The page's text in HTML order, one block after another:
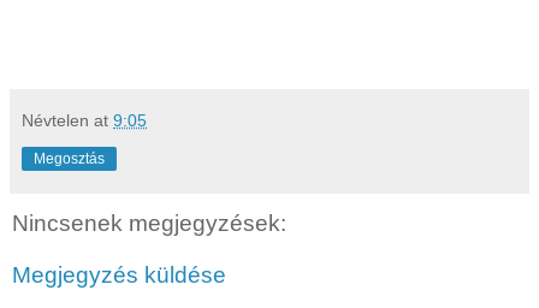
Névtelen at 9:05
Megosztás
Nincsenek megjegyzések:
Megjegyzés küldése